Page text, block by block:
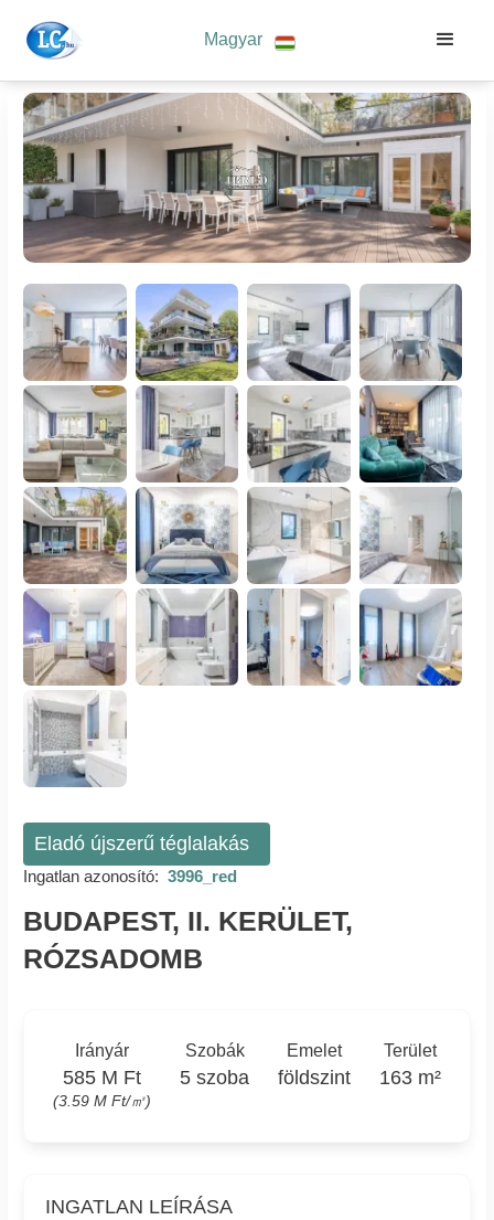
Magyar
Eladó újszerű téglalakás
Ingatlan azonosító: 3996_red
BUDAPEST, II. KERÜLET,
RÓZSADOMB
Irányár
585 M Ft
(3.59 M Ft/㎡)
Szobák
5 szoba
Emelet
földszint
Terület
163 m²
INGATLAN LEÍRÁSA